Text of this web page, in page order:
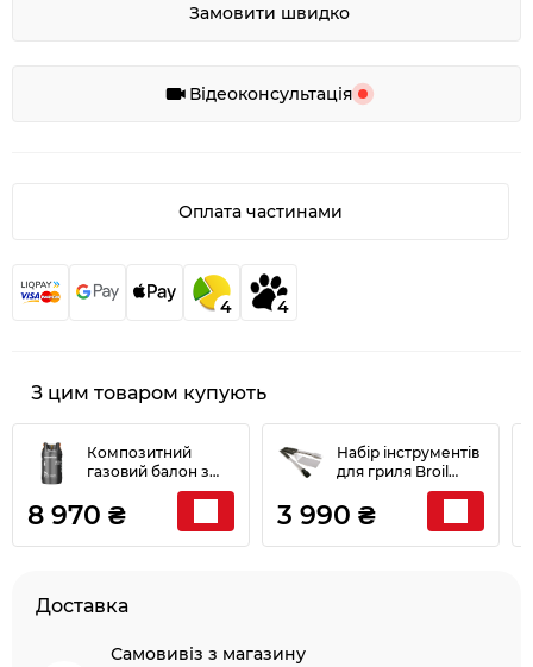
Замовити швидко
Відеоконсультація
Оплата частинами
4 4
З цим товаром купують
Композитний
газовий балон з
відсікачем HPC-
Research-24,5л. (під
укр. редуктор)
PR08639
8 970 ₴
Набір інструментів
для гриля Broil
King Imperial 3 шт.
64103
3 990 ₴
Доставка
Самовивіз з магазину